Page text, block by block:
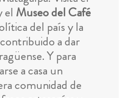
el Museo del Café
del país y la
a dar
Y para
a casa un
comunidad de